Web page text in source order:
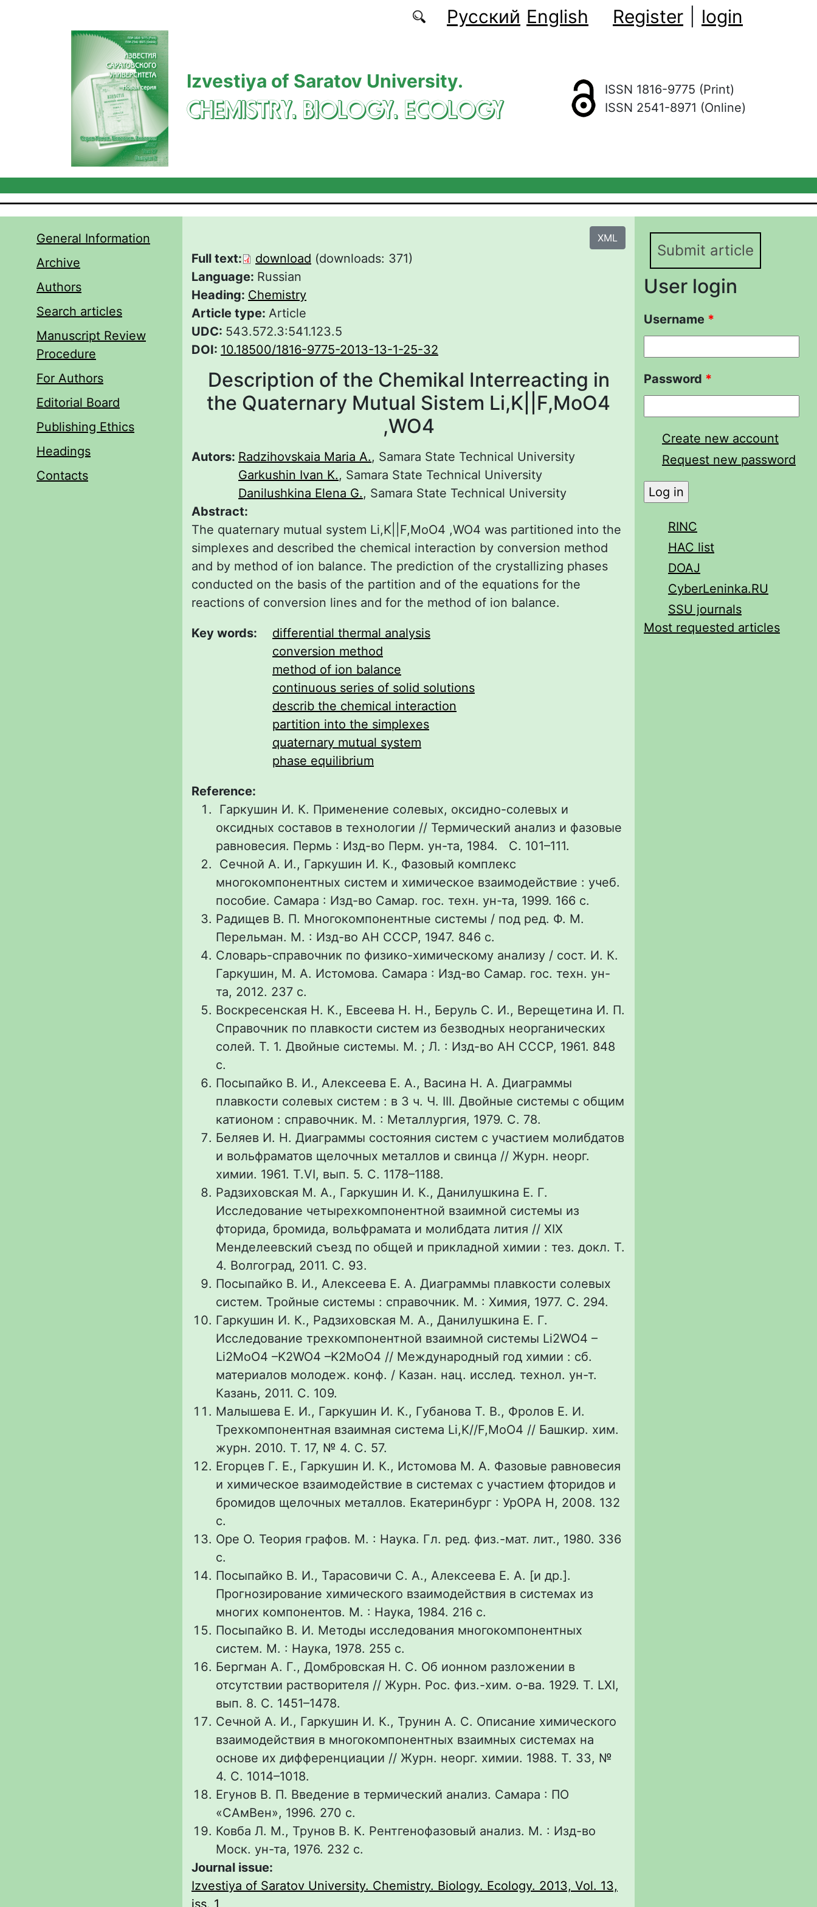
Русский English Register login
Izvestiya of Saratov University.
CHEMISTRY. BIOLOGY. ECOLOGY
ISSN 1816-9775 (Print)
ISSN 2541-8971 (Online)
General Information
Archive
Authors
Search articles
Manuscript Review
Procedure
For Authors
Editorial Board
Publishing Ethics
Headings
Contacts
XML
Full text: download (downloads: 371)
Language: Russian
Heading: Chemistry
Article type: Article
UDC: 543.572.3:541.123.5
DOI: 10.18500/1816-9775-2013-13-1-25-32
Description of the Chemikal Interreacting in
the Quaternary Mutual Sistem Li,K||F,MoO4
,WO4
Autors: Radzihovskaia Maria A., Samara State Technical University
Garkushin Ivan K., Samara State Technical University
Danilushkina Elena G., Samara State Technical University
Abstract:
The quaternary mutual system Li,K||F,MoO4 ,WO4 was partitioned into the
simplexes and described the chemical interaction by conversion method
and by method of ion balance. The prediction of the crystallizing phases
conducted on the basis of the partition and of the equations for the
reactions of conversion lines and for the method of ion balance.
Key words:
differential thermal analysis
conversion method
method of ion balance
continuous series of solid solutions
describ the chemical interaction
partition into the simplexes
quaternary mutual system
phase equilibrium
Reference:
Гаркушин И. К. Применение солевых, оксидно-солевых и
оксидных составов в технологии // Термический анализ и фазовые
равновесия. Пермь : Изд-во Перм. ун-та, 1984. С. 101–111.
Сечной А. И., Гаркушин И. К., Фазовый комплекс
многокомпонентных систем и химическое взаимодействие : учеб.
пособие. Самара : Изд-во Самар. гос. техн. ун-та, 1999. 166 с.
Радищев В. П. Многокомпонентные системы / под ред. Ф. М.
Перельман. М. : Изд-во АН СССР, 1947. 846 с.
Словарь-справочник по физико-химическому анализу / сост. И. К.
Гаркушин, М. А. Истомова. Самара : Изд-во Самар. гос. техн. ун-
та, 2012. 237 с.
Воскресенская Н. К., Евсеева Н. Н., Беруль С. И., Верещетина И. П.
Справочник по плавкости систем из безводных неорганических
солей. Т. 1. Двойные системы. М. ; Л. : Изд-во АН СССР, 1961. 848
с.
Посыпайко В. И., Алексеева Е. А., Васина Н. А. Диаграммы
плавкости солевых систем : в 3 ч. Ч. III. Двойные системы с общим
катионом : справочник. М. : Металлургия, 1979. С. 78.
Беляев И. Н. Диаграммы состояния систем с участием молибдатов
и вольфраматов щелочных металлов и свинца // Журн. неорг.
химии. 1961. Т.VI, вып. 5. С. 1178–1188.
Радзиховская М. А., Гаркушин И. К., Данилушкина Е. Г.
Исследование четырехкомпонентной взаимной системы из
фторида, бромида, вольфрамата и молибдата лития // XIX
Менделеевский съезд по общей и прикладной химии : тез. докл. Т.
4. Волгоград, 2011. С. 93.
Посыпайко В. И., Алексеева Е. А. Диаграммы плавкости солевых
систем. Тройные системы : справочник. М. : Химия, 1977. С. 294.
Гаркушин И. К., Радзиховская М. А., Данилушкина Е. Г.
Исследование трехкомпонентной взаимной системы Li2WO4 –
Li2MoO4 –K2WO4 –K2MoO4 // Международный год химии : сб.
материалов молодеж. конф. / Казан. нац. исслед. технол. ун-т.
Казань, 2011. С. 109.
Малышева Е. И., Гаркушин И. К., Губанова Т. В., Фролов Е. И.
Трехкомпонентная взаимная система Li,K//F,MoO4 // Башкир. хим.
журн. 2010. Т. 17, № 4. С. 57.
Егорцев Г. Е., Гаркушин И. К., Истомова М. А. Фазовые равновесия
и химическое взаимодействие в системах с участием фторидов и
бромидов щелочных металлов. Екатеринбург : УрОРА Н, 2008. 132
с.
Оре О. Теория графов. М. : Наука. Гл. ред. физ.-мат. лит., 1980. 336
с.
Посыпайко В. И., Тарасовичи С. А., Алексеева Е. А. [и др.].
Прогнозирование химического взаимодействия в системах из
многих компонентов. М. : Наука, 1984. 216 с.
Посыпайко В. И. Методы исследования многокомпонентных
систем. М. : Наука, 1978. 255 с.
Бергман А. Г., Домбровская Н. С. Об ионном разложении в
отсутствии растворителя // Журн. Рос. физ.-хим. о-ва. 1929. Т. LXI,
вып. 8. С. 1451–1478.
Сечной А. И., Гаркушин И. К., Трунин А. С. Описание химического
взаимодействия в многокомпонентных взаимных системах на
основе их дифференциации // Журн. неорг. химии. 1988. Т. 33, №
4. С. 1014–1018.
Егунов В. П. Введение в термический анализ. Самара : ПО
«САмВен», 1996. 270 с.
Ковба Л. М., Трунов В. К. Рентгенофазовый анализ. М. : Изд-во
Моск. ун-та, 1976. 232 с.
Journal issue:
Izvestiya of Saratov University. Chemistry. Biology. Ecology. 2013, Vol. 13,
iss. 1
Submit article
User login
Username *
Password *
Create new account
Request new password
RINC
HAC list
DOAJ
CyberLeninka.RU
SSU journals
Most requested articles